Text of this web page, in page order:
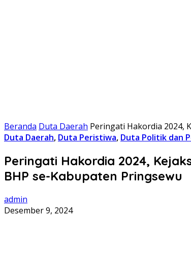
Beranda Duta Daerah Peringati Hakordia 2024,
Duta Daerah, Duta Peristiwa, Duta Politik dan
Peringati Hakordia 2024,
BHP se-Kabupaten Pringsewu
admin
Desember 9, 2024